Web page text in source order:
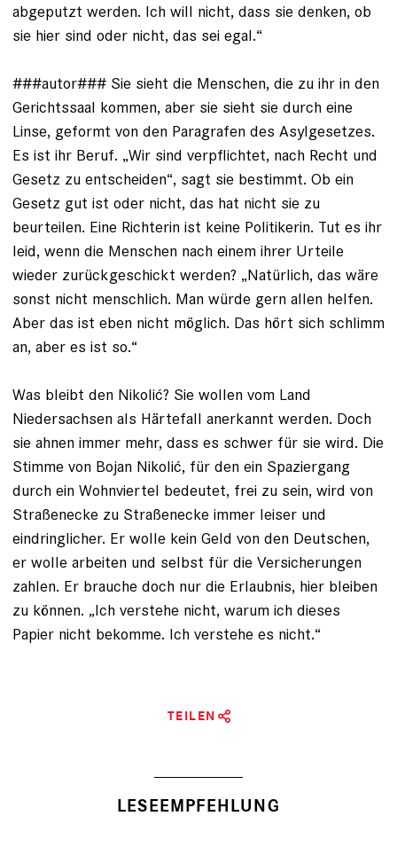
abgeputzt werden. Ich will nicht, dass sie denken, ob
sie hier sind oder nicht, das sei egal.“
###autor### Sie sieht die Menschen, die zu ihr in den
Gerichtssaal kommen, aber sie sieht sie durch eine
Linse, geformt von den Paragrafen des Asylgesetzes.
Es ist ihr Beruf. „Wir sind verpflichtet, nach Recht und
Gesetz zu entscheiden“, sagt sie bestimmt. Ob ein
Gesetz gut ist oder nicht, das hat nicht sie zu
beurteilen. Eine Richterin ist keine Politikerin. Tut es ihr
leid, wenn die Menschen nach einem ihrer Urteile
wieder zurückgeschickt werden? „Natürlich, das wäre
sonst nicht menschlich. Man würde gern allen helfen.
Aber das ist eben nicht möglich. Das hört sich schlimm
an, aber es ist so.“
Was bleibt den Nikolić? Sie wollen vom Land
Niedersachsen als Härtefall anerkannt werden. Doch
sie ahnen immer mehr, dass es schwer für sie wird. Die
Stimme von Bojan Nikolić, für den ein Spaziergang
durch ein Wohnviertel bedeutet, frei zu sein, wird von
Straßenecke zu Straßenecke immer leiser und
eindringlicher. Er wolle kein Geld von den Deutschen,
er wolle arbeiten und selbst für die Versicherungen
zahlen. Er brauche doch nur die Erlaubnis, hier bleiben
zu können. „Ich verstehe nicht, warum ich dieses
Papier nicht bekomme. Ich verstehe es nicht.“
TEILEN
LESEEMPFEHLUNG